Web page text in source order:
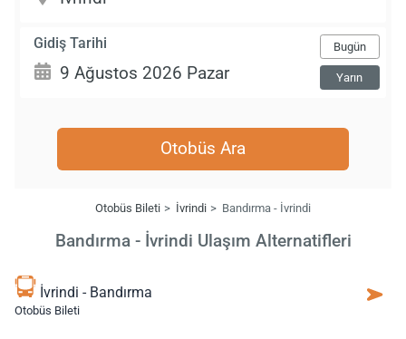
Gidiş Tarihi Bugün
Yarın
Otobüs Ara
Otobüs Bileti İvrindi Bandırma - İvrindi
Bandırma - İvrindi Ulaşım Alternatifleri
İvrindi - Bandırma
Otobüs Bileti